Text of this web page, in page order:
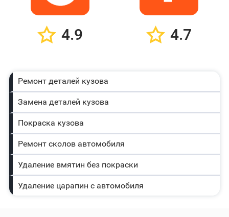
4.9 4.7
Ремонт деталей кузова
Замена деталей кузова
Покраска кузова
Ремонт сколов автомобиля
Удаление вмятин без покраски
Удаление царапин с автомобиля